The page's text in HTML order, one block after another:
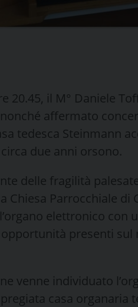
20.45, il M° Daniele
affermato
tedesca Steinmann
due anni orsono.
delle fragilità
Chiesa Parrocchiale di
elettronico con
presenti
venne individuato
casa organaria